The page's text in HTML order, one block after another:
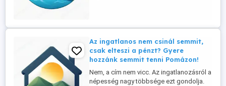
nincs semmiféle havi, vagy ...
Az ingatlanos nem csinál semmit,
csak elteszi a pénzt? Gyere
hozzánk semmit tenni Pomázon!
Nem, a cím nem vicc. Az ingatlanozásról a
népesség nagy többsége ezt gondolja.